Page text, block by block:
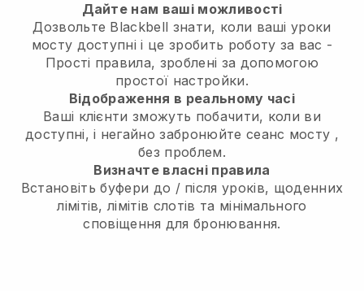
Дайте нам ваші можливості
Дозвольте Blackbell знати, коли ваші уроки
мосту доступні і це зробить роботу за вас -
Прості правила, зроблені за допомогою
простої настройки.
Відображення в реальному часі
Ваші клієнти зможуть побачити, коли ви
доступні,і негайно забронюйте сеанс мосту ,
без проблем.
Визначте власні правила
Встановіть буфери до / після уроків, щоденних
лімітів, лімітів слотів та мінімального
сповіщення для бронювання.